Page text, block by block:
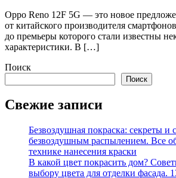
Oppo Reno 12F 5G — это новое
от китайского производителя
до премьеры которого стали известны
характеристики. В […]
Поиск
Поиск
Свежие записи
Безвоздушная покраска: секреты и
безвоздушным распылением. Все
технике нанесения краски
В какой цвет покрасить дом?
выбору цвета для отделки фасада.